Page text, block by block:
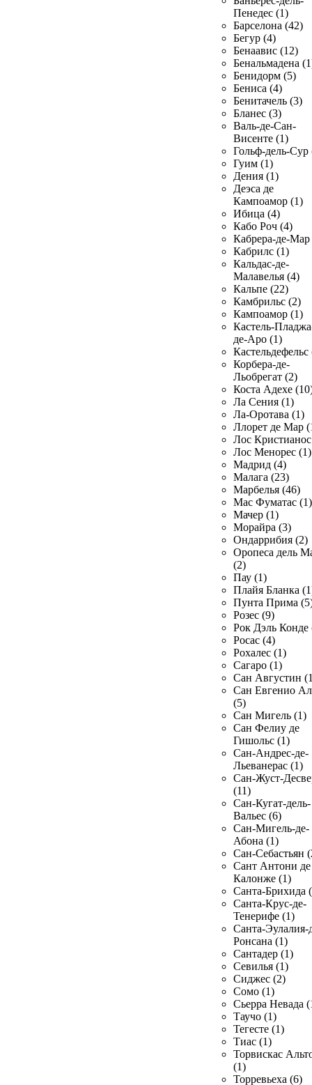
Пенедес (1)
Барселона (42)
Бегур (4)
Бенаавис (12)
Бенальмадена
Бенидорм (5)
Бениса (4)
Бенитачель (3)
Бланес (3)
Валь-де-Сан-
Висенте (1)
Гольф-дель-Сур
Гуим (1)
Дения (1)
Деэса де
Кампоамор (1)
Ибица (4)
Кабо Роч (4)
Кабрера-де-Мар
Кабрилс (1)
Кальдас-де-
Малавелья (4)
Кальпе (22)
Камбрильс (2)
Кампоамор (1)
Кастель-
де-Аро (1)
Кастельдефельс
Корбера-де-
Льобрегат (2)
Коста Адехе
Ла Сения (1)
Ла-Оротава (1)
Ллорет де Мар
Лос
Лос Менорес (1)
Мадрид (4)
Малага (23)
Марбелья (46)
Мас Фуматас (1)
Мачер (1)
Морайра (3)
Ондаррибия (2)
Оропеса дель
(2)
Пау (1)
Плайя Бланка
Пунта Прима
Розес (9)
Рок Дэль Конде
Росас (4)
Рохалес (1)
Сагаро (1)
Сан Августин
Сан Евгенио
(5)
Сан Мигель (1)
Сан Фелиу де
Гишольс (1)
Сан-Андрес-де-
Льеванерас (1)
Сан-Жуст-
(11)
Сан-Кугат-дель-
Вальес (6)
Сан-Мигель-де-
Абона (1)
Сан-Себастьян
Сант Антони де
Калонже (1)
Санта-Брихида
Санта-Крус-де-
Тенерифе (1)
Санта-Эулалия-
Ронсана (1)
Сантадер (1)
Севилья (1)
Сиджес (2)
Сомо (1)
Сьерра Невада
Таучо (1)
Тегесте (1)
Тиас (1)
Торвискас
(1)
Торревьеха (6)